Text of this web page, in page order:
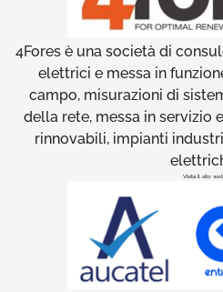
4Fores è una società di
elettrici e messa in
campo, misurazioni di
della rete, messa in servizio
rinnovabili, impianti
Visita il sito